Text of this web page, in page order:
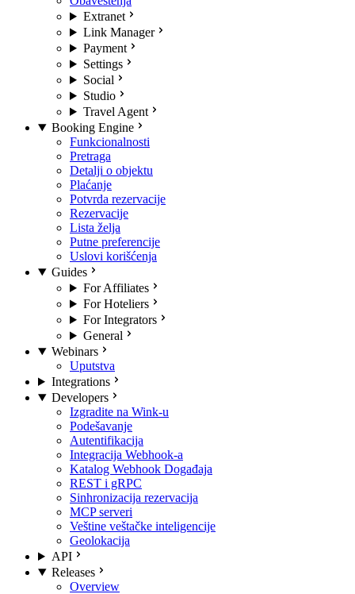
Extranet
Link Manager
Payment
Settings
Social
Studio
Travel Agent
Booking Engine
Funkcionalnosti
Pretraga
Detalji o objektu
Plaćanje
Potvrda rezervacije
Rezervacije
Lista želja
Putne preferencije
Uslovi korišćenja
Guides
For Affiliates
For Hoteliers
For Integrators
General
Webinars
Uputstva
Integrations
Developers
Izgradite na Wink-u
Podešavanje
Autentifikacija
Integracija Webhook-a
Katalog Webhook Događaja
REST i gRPC
Sinhronizacija rezervacija
MCP serveri
Veštine veštačke inteligencije
Geolokacija
API
Releases
Overview